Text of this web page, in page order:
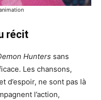
récit
Hunters sans
Les chansons,
d’espoir, ne sont pas là
l’action,